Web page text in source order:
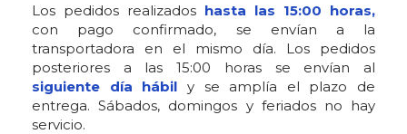
Los pedidos realizados hasta las 15:00 horas,
con pago confirmado, se envían a la
transportadora en el mismo día. Los pedidos
posteriores a las 15:00 horas se envían al
siguiente día hábil y se amplía el plazo de
entrega. Sábados, domingos y feriados no hay
servicio.